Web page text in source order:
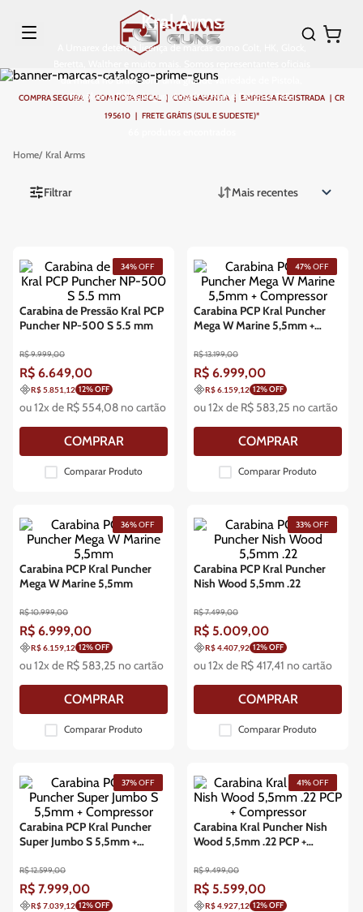
Kral Arms
A Umarex detém a licença de marcas como Colt, HK, Glock,
da marca no Brasil com uma grande variedade de Pistola,
Revólver e Rifles Airgun, Airsoft e Home Defense T4E.
COMPRA SEGURA | COM NOTA FISCAL | COM GARANTIA | EMPRESA REGISTRADA | CR
195610 | FRETE GRÁTIS (SUL E SUDESTE)*
Kral Arms
Filtrar Mais recentes
Carabina de Pressão Kral PCP
Puncher NP-500 S 5.5 mm
R$9.999,00
R$ 6.649,00
34%OFF
R$ 5.851,12 12% OFF
ou12x de R$ 554,08 no cartão
COMPRAR
Comparar Produto
Carabina PCP Kral Puncher
Mega W Marine 5,5mm +
R$13.199,00
R$ 6.999,00
47%OFF
R$ 6.159,12 12% OFF
ou12x de R$ 583,25 no cartão
COMPRAR
Comparar Produto
Carabina PCP Kral Puncher
Mega W Marine 5,5mm
R$10.999,00
R$ 6.999,00
36%OFF
R$ 6.159,12 12% OFF
ou12x de R$ 583,25 no cartão
COMPRAR
Comparar Produto
Carabina PCP Kral Puncher
Nish Wood 5,5mm .22
R$7.499,00
R$ 5.009,00
33%OFF
R$ 4.407,92 12% OFF
ou12x de R$417,41 no cartão
COMPRAR
Comparar Produto
Carabina PCP Kral Puncher
Super Jumbo S 5,5mm +
R$12.599,00
R$ 7.999,00
37%OFF
R$ 7.039,12 12% OFF
Carabina Kral Puncher Nish
Wood 5,5mm .22 PCP +
R$9.499,00
R$ 5.599,00
41%OFF
R$ 4.927,12 12% OFF